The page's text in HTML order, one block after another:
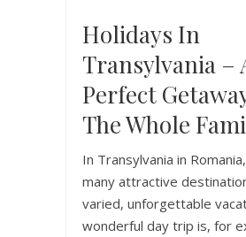
Holidays In
Transylvania –
Perfect
The Whole
In Transylvania in
many attractive
varied, unforgettable
wonderful day trip is, for